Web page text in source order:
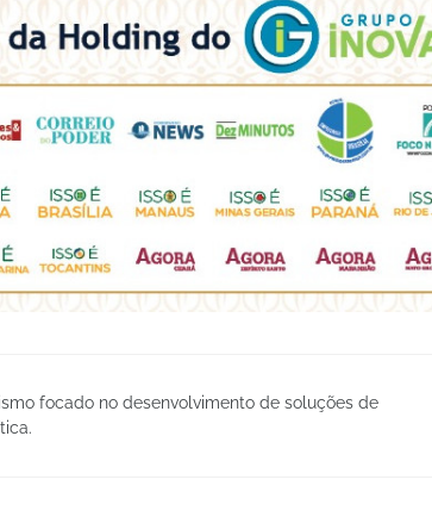
focado no desenvolvimento de soluções de